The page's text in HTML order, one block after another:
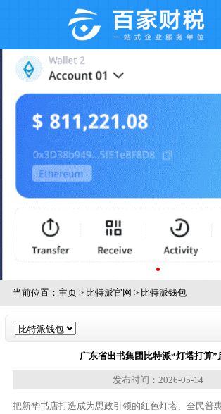
当前位置： 主页> 比特派官网 > 比特派钱包
广东省出书集团比特派“灯塔打算”
发布时间：2026-05-14
把新华书店打造成为思政引领的红色灯塔、全民普